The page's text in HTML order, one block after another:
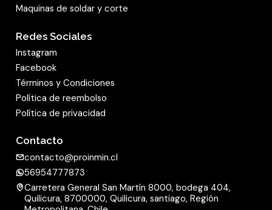
Maquinas de soldar y corte
Redes Sociales
Instagram
Facebook
Términos y Condiciones
Política de reembolso
Política de privacidad
Contacto
contacto@proinmin.cl
56954777873
Carretera General San Martín 8000, bodega 404,
Quilicura, 8700000, Quilicura, santiago, Región